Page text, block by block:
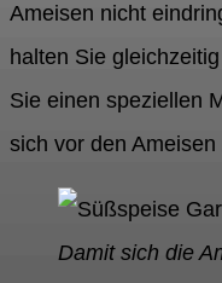
Ameisen nicht
halten Sie
Sie einen speziellen
sich vor den
Damit sich die